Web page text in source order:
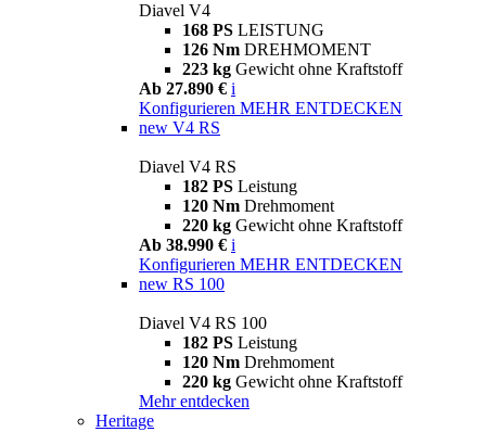
Diavel V4
168 PS LEISTUNG
126 Nm DREHMOMENT
223 kg Gewicht ohne Kraftstoff
Ab 27.890 € i
Konfigurieren MEHR ENTDECKEN
new V4 RS
Diavel V4 RS
182 PS Leistung
120 Nm Drehmoment
220 kg Gewicht ohne Kraftstoff
Ab 38.990 € i
Konfigurieren MEHR ENTDECKEN
new RS 100
Diavel V4 RS 100
182 PS Leistung
120 Nm Drehmoment
220 kg Gewicht ohne Kraftstoff
Mehr entdecken
Heritage